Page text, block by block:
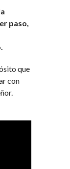
paso,
que
con